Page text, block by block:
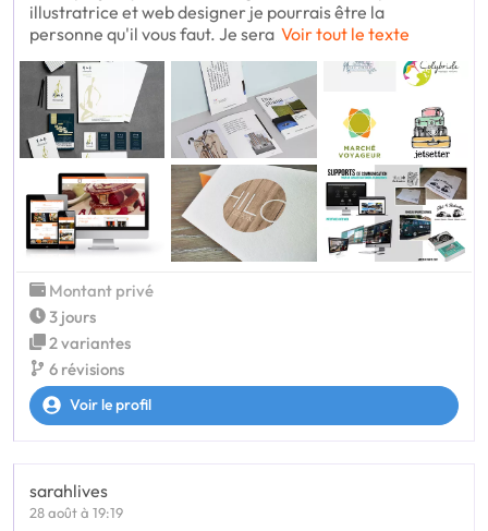
illustratrice et web designer je pourrais être la
personne qu'il vous faut. Je sera Voir tout le texte
Montant privé
3 jours
2 variantes
6 révisions
Voir le profil
sarahlives
28 août à 19:19